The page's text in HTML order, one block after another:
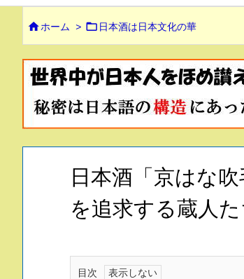
ホーム >  日本酒は日本文化の華
日本酒「京はな
を追求する蔵人た
目次